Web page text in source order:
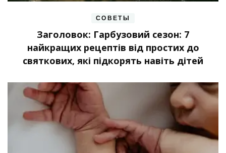
СОВЕТЫ
Заголовок: Гарбузовий сезон: 7
найкращих рецептів від простих до
святкових, які підкорять навіть дітей